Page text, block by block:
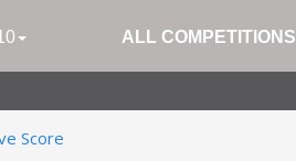
ALL COMPETITIONS
Score